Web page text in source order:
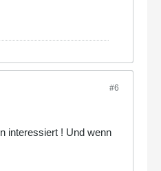
#6
interessiert ! Und wenn